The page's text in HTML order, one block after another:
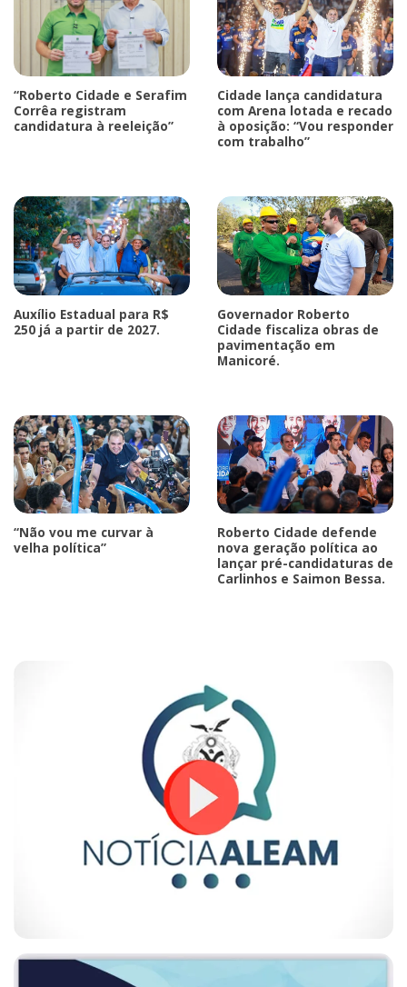
“Roberto Cidade e Serafim
Corrêa registram
candidatura à reeleição”
Cidade lança candidatura
com Arena lotada e recado
à oposição: “Vou responder
com trabalho”
Auxílio Estadual para R$
250 já a partir de 2027.
Governador Roberto
Cidade fiscaliza obras de
pavimentação em
Manicoré.
“Não vou me curvar à
velha política”
Roberto Cidade defende
nova geração política ao
lançar pré-candidaturas de
Carlinhos e Saimon Bessa.